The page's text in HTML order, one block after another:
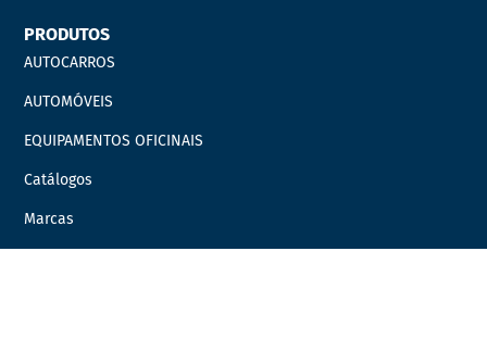
PRODUTOS
AUTOCARROS
AUTOMÓVEIS
EQUIPAMENTOS OFICINAIS
Catálogos
Marcas